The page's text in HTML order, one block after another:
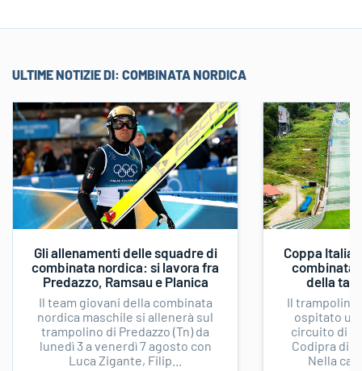
ULTIME NOTIZIE DI: COMBINATA NORDICA
Gli allenamenti delle squadre di
combinata nordica: si lavora fra
Predazzo, Ramsau e Planica
Il team giovani della combinata
nordica maschile si allenerà sul
trampolino di Predazzo (Tn) da
lunedì 3 a venerdì 7 agosto con
Luca Zigante, Filip...
Coppa Italia
combinata
della
Il trampolino
ospitato
circuito di
Codipra di
Nella